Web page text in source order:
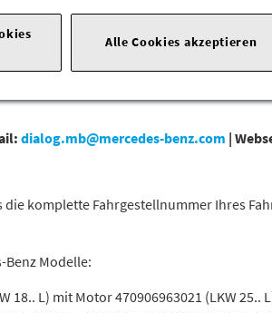
dialog.mb@mercedes-benz.com |
komplette Fahrgestellnummer Ihres
Modelle:
18.. L) mit Motor 470906963021 (LKW 25..
Alle Cookies akzeptieren